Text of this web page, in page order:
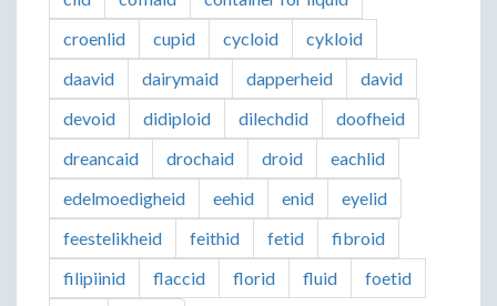
croenlid
cupid cycloid
cykloid
daavid
dairymaid dapperheid
david
devoid
didiploid dilechdid
doofheid
dreancaid
drochaid droid
eachlid
edelmoedigheid
eehid enid
eyelid
feestelikheid
feithid fetid
fibroid
filipiinid
flaccid florid fluid
foetid